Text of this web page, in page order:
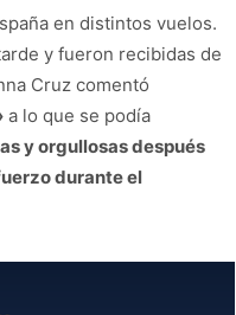
en distintos vuelos.
y fueron recibidas de
Cruz comentó
a lo que se podía
y orgullosas después
durante el